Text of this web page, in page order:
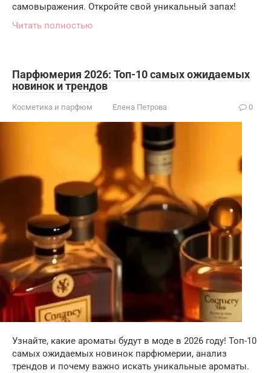
самовыражения. Откройте свой уникальный запах!
Читать полностью
Парфюмерия 2026: Топ-10 самых ожидаемых
новинок и трендов
Косметика и парфюм Елена Петрова 0
Узнайте, какие ароматы будут в моде в 2026 году! Топ-10
самых ожидаемых новинок парфюмерии, анализ
трендов и почему важно искать уникальные ароматы.